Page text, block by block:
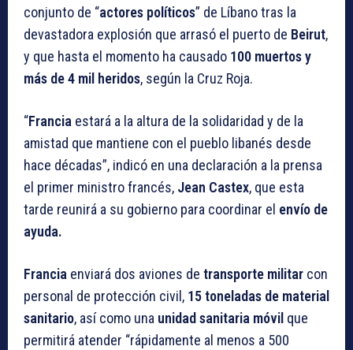
conjunto de “actores políticos” de Líbano tras la
devastadora explosión que arrasó el puerto de Beirut,
y que hasta el momento ha causado 100 muertos y
más de 4 mil heridos, según la Cruz Roja.
“Francia estará a la altura de la solidaridad y de la
amistad que mantiene con el pueblo libanés desde
hace décadas”, indicó en una declaración a la prensa
el primer ministro francés, Jean Castex, que esta
tarde reunirá a su gobierno para coordinar el envío de
ayuda.
Francia enviará dos aviones de transporte militar con
personal de protección civil, 15 toneladas de material
sanitario, así como una unidad sanitaria móvil que
permitirá atender “rápidamente al menos a 500